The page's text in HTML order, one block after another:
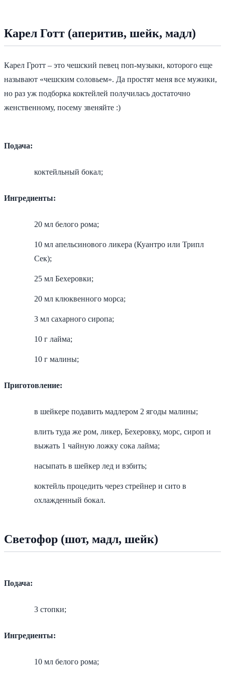
Карел Готт (аперитив, шейк, мадл)
Карел Гротт – это чешский певец поп-музыки, которого еще
называют «чешским соловьем». Да простят меня все мужики,
но раз уж подборка коктейлей получилась достаточно
женственному, посему звеняйте :)
Подача:
коктейльный бокал;
Ингредиенты:
20 мл белого рома;
10 мл апельсинового ликера (Куантро или Трипл
Сек);
25 мл Бехеровки;
20 мл клюквенного морса;
3 мл сахарного сиропа;
10 г лайма;
10 г малины;
Приготовление:
в шейкере подавить мадлером 2 ягоды малины;
влить туда же ром, ликер, Бехеровку, морс, сироп и
выжать 1 чайную ложку сока лайма;
насыпать в шейкер лед и взбить;
коктейль процедить через стрейнер и сито в
охлажденный бокал.
Светофор (шот, мадл, шейк)
Подача:
3 стопки;
Ингредиенты:
10 мл белого рома;